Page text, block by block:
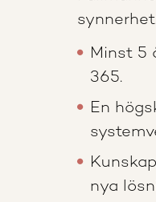
Minst 5
365.
En
nya